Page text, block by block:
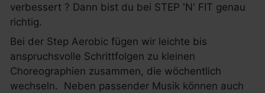
verbessert ? Dann bist du bei STEP 'N' FIT genau
richtig.
Bei der Step Aerobic fügen wir leichte bis
anspruchsvolle Schrittfolgen zu kleinen
Choreographien zusammen, die wöchentlich
wechseln. Neben passender Musik können auch